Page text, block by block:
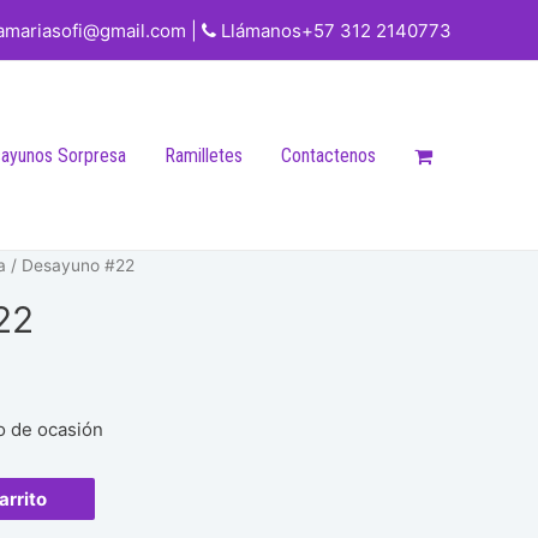
| Llámanos+57 312 2140773
Sorpresa Ramilletes Contactenos
/ Desayuno #22
de ocasión